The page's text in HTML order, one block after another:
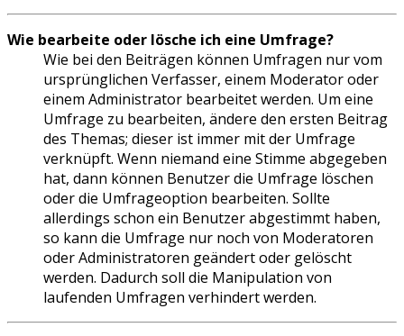
Wie bearbeite oder lösche ich eine Umfrage?
Wie bei den Beiträgen können Umfragen nur vom
ursprünglichen Verfasser, einem Moderator oder
einem Administrator bearbeitet werden. Um eine
Umfrage zu bearbeiten, ändere den ersten Beitrag
des Themas; dieser ist immer mit der Umfrage
verknüpft. Wenn niemand eine Stimme abgegeben
hat, dann können Benutzer die Umfrage löschen
oder die Umfrageoption bearbeiten. Sollte
allerdings schon ein Benutzer abgestimmt haben,
so kann die Umfrage nur noch von Moderatoren
oder Administratoren geändert oder gelöscht
werden. Dadurch soll die Manipulation von
laufenden Umfragen verhindert werden.